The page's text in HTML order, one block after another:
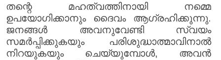
തന്റെ മഹത്വത്തിനായി നമ്മെ
ഉപയോഗിക്കാനും ദൈവം ആഗ്രഹിക്കുന്നു.
ജനങ്ങൾ അവനുവേണ്ടി സ്വയം
സമർപ്പിക്കുകയും പരിശുദ്ധാത്മാവിനാൽ
നിറയുകയും ചെയ്യുമ്പോൾ, അവൻ